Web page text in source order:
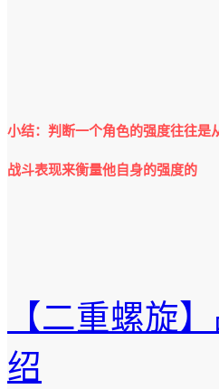
小结：判断一个角色的强度往往是
战斗表现来衡量他自身的强度的
【二重螺旋
绍